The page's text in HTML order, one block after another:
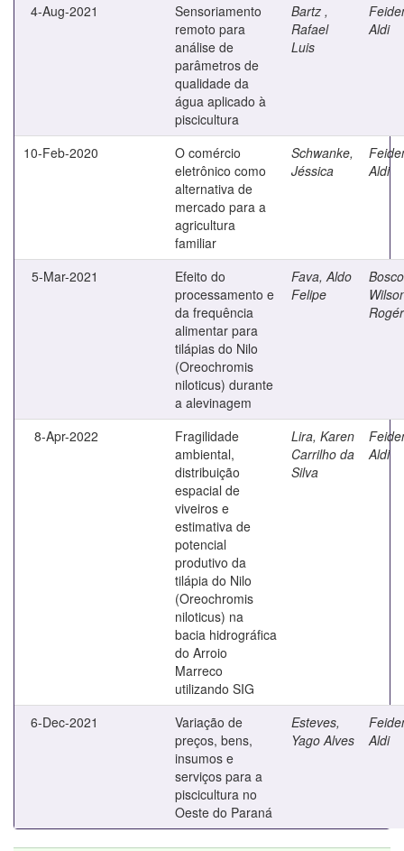
4-Aug-2021
Sensoriamento
remoto para
análise de
parâmetros de
qualidade da
água aplicado à
piscicultura
Bartz ,
Rafael
Luis
Aldi
10-Feb-2020
O comércio
eletrônico como
alternativa de
mercado para a
agricultura
familiar
Schwanke,
Jéssica
Aldi
5-Mar-2021
Efeito do
processamento e
da frequência
alimentar para
tilápias do Nilo
(Oreochromis
niloticus) durante
a alevinagem
Fava, Aldo
Felipe
8-Apr-2022
Fragilidade
ambiental,
distribuição
espacial de
viveiros e
estimativa de
potencial
produtivo da
tilápia do Nilo
(Oreochromis
niloticus) na
bacia hidrográfica
do Arroio
Marreco
utilizando SIG
Lira, Karen
Carrilho da
Silva
Aldi
6-Dec-2021
Variação de
preços, bens,
insumos e
serviços para a
piscicultura no
Oeste do Paraná
Esteves,
Yago Alves
Aldi